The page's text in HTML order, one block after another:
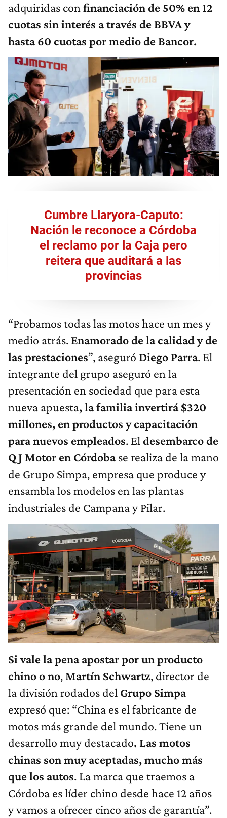
adquiridas con financiación de 50% en 12
cuotas sin interés a través de BBVA y
hasta 60 cuotas por medio de Bancor.
Cumbre Llaryora-Caputo:
Nación le reconoce a Córdoba
el reclamo por la Caja pero
reitera que auditará a las
provincias
“Probamos todas las motos hace un mes y
medio atrás. Enamorado de la calidad y de
las prestaciones”, aseguró Diego Parra. El
integrante del grupo aseguró en la
presentación en sociedad que para esta
nueva apuesta, la familia invertirá $320
millones, en productos y capacitación
para nuevos empleados. El desembarco de
QJ Motor en Córdobase realiza de la mano
de Grupo Simpa, empresa que produce y
ensambla los modelos en las plantas
industriales de Campana y Pilar.
Si vale la pena apostar por un producto
chino o no, Martín Schwartz, director de
la división rodados del Grupo Simpa
expresó que: “China es el fabricante de
motos más grande del mundo. Tiene un
desarrollo muy destacado. Las motos
chinas son muy aceptadas, mucho más
que los autos. La marca que traemos a
Córdoba es líder chino desde hace 12 años
y vamos a ofrecer cinco años de garantía”.